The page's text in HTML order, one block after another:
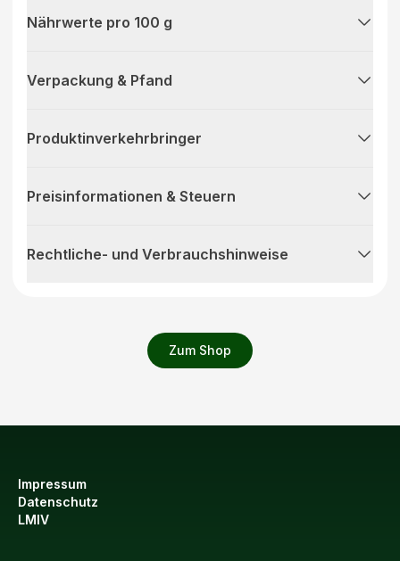
Zum Shop
Nährwerte pro 100 g
Verpackung & Pfand
Produktinverkehrbringer
Preisinformationen & Steuern
Rechtliche- und Verbrauchshinweise
Impressum
Datenschutz
LMIV